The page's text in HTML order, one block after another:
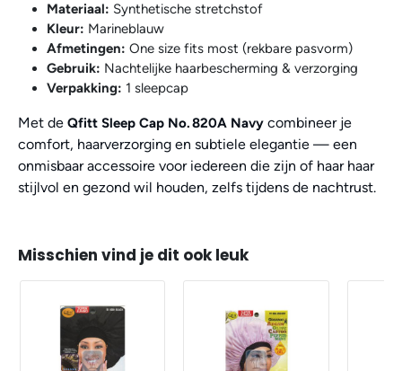
Materiaal: Synthetische stretchstof
Kleur: Marineblauw
Afmetingen: One size fits most (rekbare pasvorm)
Gebruik: Nachtelijke haarbescherming & verzorging
Verpakking: 1 sleepcap
Met de Qfitt Sleep Cap No. 820A Navy combineer je
comfort, haarverzorging en subtiele elegantie — een
onmisbaar accessoire voor iedereen die zijn of haar haar
stijlvol en gezond wil houden, zelfs tijdens de nachtrust.
Misschien vind je dit ook leuk